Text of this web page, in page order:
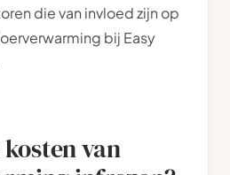
die van invloed zijn op
bij Easy
van